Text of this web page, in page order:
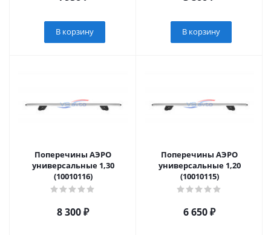
В корзину В корзину
Поперечины АЭРО
универсальные 1,30
(10010116)
8 300₽
Поперечины АЭРО
универсальные 1,20
(10010115)
6 650₽